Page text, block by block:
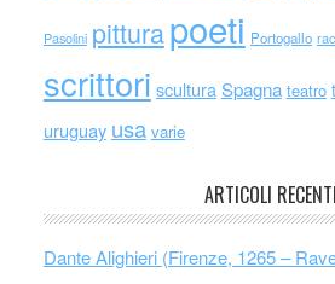
Pasolini pitturapoeti Portogallo
scrittori scultura Spagna teatro
uruguay usa varie
ARTICOLI RECENTI
Dante Alighieri (Firenze, 1265 –